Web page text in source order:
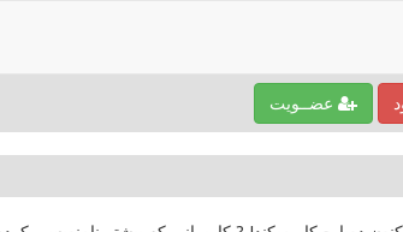
عضــویت